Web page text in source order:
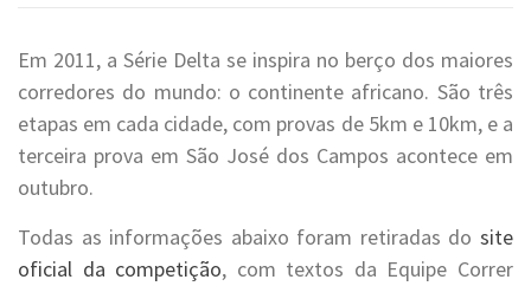
Em 2011, a Série Delta se inspira no berço dos maiores
corredores do mundo: o continente africano. São três
etapas em cada cidade, com provas de 5km e 10km, e a
terceira prova em São José dos Campos acontece em
outubro.
Todas as informações abaixo foram retiradas do site
oficial da competição, com textos da Equipe Correr